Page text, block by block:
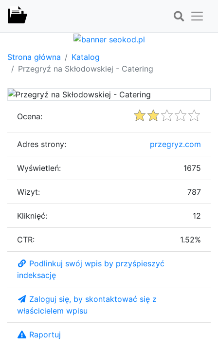
Strona główna
Katalog
Przegryź na Skłodowskiej - Catering
Ocena:
Adres strony: przegryz.com
Wyświetleń: 1675
Wizyt: 787
Kliknięć: 12
CTR: 1.52%
Podlinkuj swój wpis by przyśpieszyć
indeksację
Zaloguj się, by skontaktować się z
właścicielem wpisu
Raportuj